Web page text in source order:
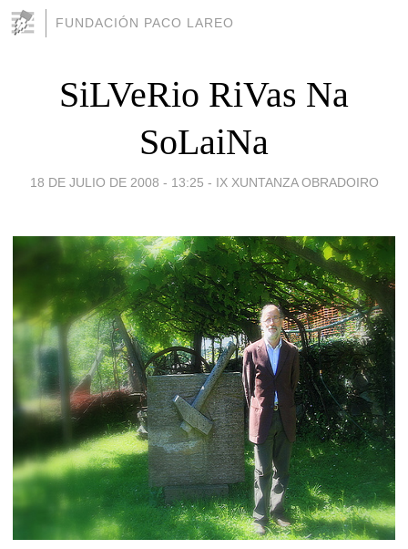
FUNDACIÓN PACO LAREO
SiLVeRio RiVas Na
SoLaiNa
18 DE JULIO DE 2008 - 13:25 - IX XUNTANZA OBRADOIRO